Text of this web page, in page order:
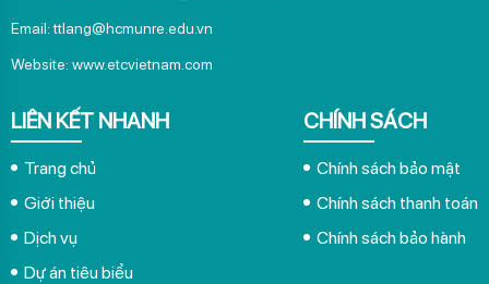
Email: ttlang@hcmunre.edu.vn
Website: www.etcvietnam.com
LIÊN KẾT NHANH
Trang chủ
Giới thiệu
Dịch vụ
Dự án tiêu biểu
CHÍNH SÁCH
Chính sách bảo mật
Chính sách thanh toán
Chính sách bảo hành